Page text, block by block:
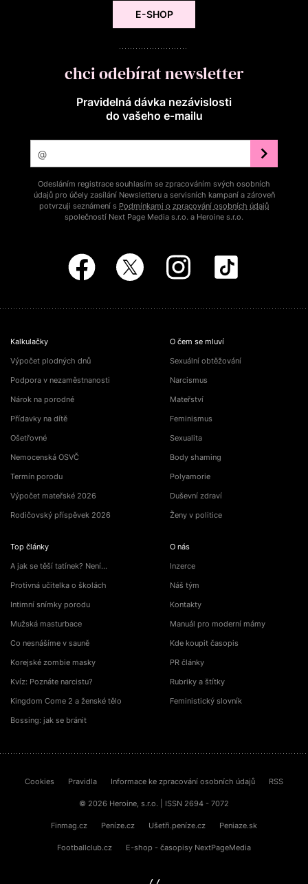
E-SHOP
chci odebírat newsletter
Pravidelná dávka nezávislosti
do vašeho e‑mailu
Odesláním registrace souhlasím se zpracováním svých osobních
údajů pro účely zasílání Newsletteru a servisních kampaní a zároveň
potvrzuji seznámení s Podmínkami o zpracování osobních údajů
společností Next Page Media s.r.o. a Heroine s.r.o.
Kalkulačky
Výpočet plodných dnů
Podpora v nezaměstnanosti
Nárok na porodné
Přídavky na dítě
Ošetřovné
Nemocenská OSVČ
Termín porodu
Výpočet mateřské 2026
Rodičovský příspěvek 2026
Top články
A jak se těší tatínek? Není…
Protivná učitelka o školách
Intimní snímky porodu
Mužská masturbace
Co nesnášíme v sauně
Korejské zombie masky
Kvíz: Poznáte narcistu?
Kingdom Come 2 a ženské tělo
Bossing: jak se bránit
O čem se mluví
Sexuální obtěžování
Narcismus
Mateřství
Feminismus
Sexualita
Body shaming
Polyamorie
Duševní zdraví
Ženy v politice
O nás
Inzerce
Náš tým
Kontakty
Manuál pro moderní mámy
Kde koupit časopis
PR články
Rubriky a štítky
Feministický slovník
Cookies Pravidla Informace ke zpracování osobních údajů RSS
© 2026 Heroine, s.r.o. | ISSN 2694 - 7072
Finmag.cz Peníze.cz Ušetři.peníze.cz Peniaze.sk
Footballclub.cz E-shop - časopisy NextPageMedia